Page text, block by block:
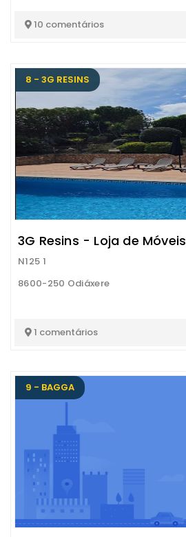
10 comentários
8 - 3G RESINS
3G Resins - Loja de Móveis
N125 1
8600-250 Odiáxere
1 comentários
9 - BAGGA